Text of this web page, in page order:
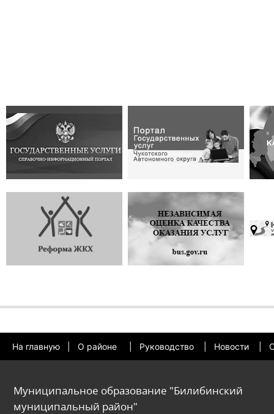
На главную О районе Руководство Новости
Муниципальное образование "Билибинский
муниципальный район"